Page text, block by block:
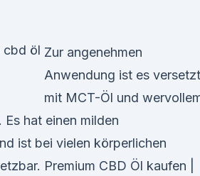
Zur angenehmen
Anwendung ist es versetzt
mit MCT-Öl und
hat einen milden
ist bei vielen körperlichen
Premium CBD Öl kaufen |